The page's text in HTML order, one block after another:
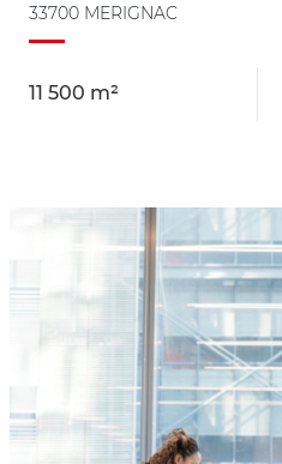
33700 MERIGNAC
11 500 m²